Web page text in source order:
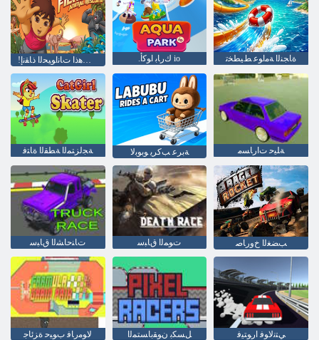
.ﻙﺭﺎﺑ ﺍﻮﻛﺃ io ﺓﺎﺠﻨﻟﺍ ﺔﻣﺍﻮﻋ ﻂﻴﻄﺨﺗ
ﺔﺠﻟﺰﺘﻤﻟﺍ ﺔﻄﻘﻟﺍ ﺓﺎﺘﻓ ﺔﺑﺮﻋ ﺐﻛﺮﻳ ﻮﺑﻮﺑﻻ ﺔﻠﻴﺣ ﺕﺍﺭﺎﺴﻣ
ﺕﺎﻨﺣﺎﺸﻟﺍ ﻕﺎﺒﺳ ﺕﻮﻤﻟﺍ ﻕﺎﺒﺳ ﺐﻀﻐﻟﺍ ﺥﻭﺭﺎﺻ
ﻻ ﻮﻣﺭﺎﻓ ﺏﻮﺒﺣ ﺓﺰﺋﺎﺟ ﻞﺴﻜﺑ ﻥﻮﻘﺑﺎﺴﺘﻤﻟﺍ ﻲﺘﻧﻻ ﻮﻓ ﺍﺭﻮﺘﻴﻓ